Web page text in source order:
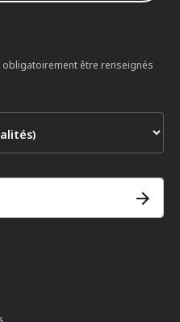
être renseignés